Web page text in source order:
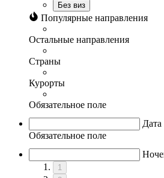
Без виз
Популярные направления
Остальные направления
Страны
Курорты
Обязательное поле
Дата
Обязательное поле
1